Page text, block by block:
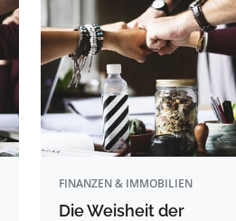
FINANZEN & IMMOBILIEN
Die Weisheit der